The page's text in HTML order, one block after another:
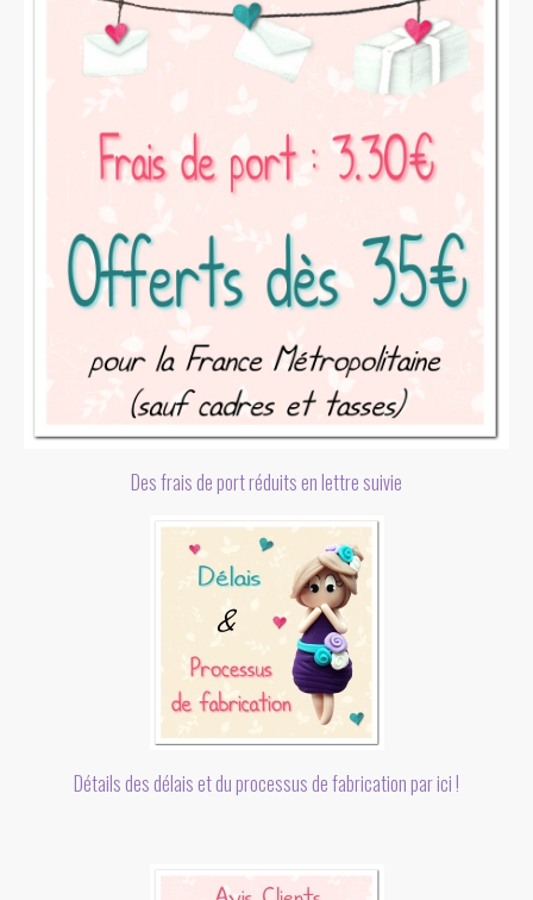
Des frais de port réduits en lettre suivie
Détails des délais et du processus de fabrication par ici !